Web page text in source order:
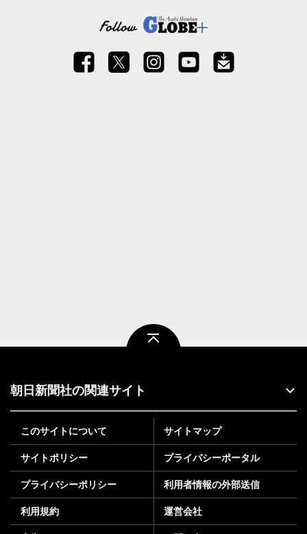
朝日新聞社の関連サイト
このサイトについて サイトマップ
サイトポリシー プライバシーポータル
プライバシーポリシー 利用者情報の外部送信
利用規約 運営会社